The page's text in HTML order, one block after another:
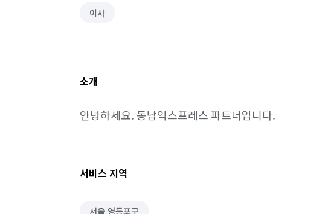
이사
소개
안녕하세요. 동남익스프레스 파트너입니다.
서비스 지역
서울 영등포구